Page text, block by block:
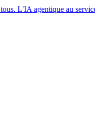
au service de la